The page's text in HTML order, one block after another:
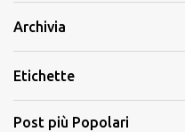
Archivia
Etichette
Post più Popolari